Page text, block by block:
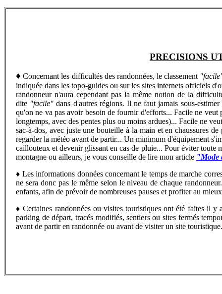
PRECISIONS
♦ Concernant les difficultés des randonnées, le classement
indiquée dans les topo-guides ou sur les sites internets officiels
randonneur n'aura cependant pas la même notion de la
dite "facile" dans d'autres régions. Il ne faut jamais sous-
qu'on ne va pas avoir besoin de fournir d'efforts... Facile ne
longtemps, avec des pentes plus ou moins ardues)... Facile ne
sac-à-dos, avec juste une bouteille à la main et en chaussures
regarder la météo avant de partir... Un minimum d'équipement
caillouteux et devenir glissant en cas de pluie... Pour éviter toute
montagne ou ailleurs, je vous conseille de lire mon article "Mode
♦ Les informations données concernant le temps de marche
ne sera donc pas le même selon le niveau de chaque
enfants, afin de prévoir de nombreuses pauses et profiter au
♦Certaines randonnées ou visites touristiques ont été faites il y
parking de départ, tracés modifiés, sentiers ou sites fermés
avant de partir en randonnée ou avant de visiter un site